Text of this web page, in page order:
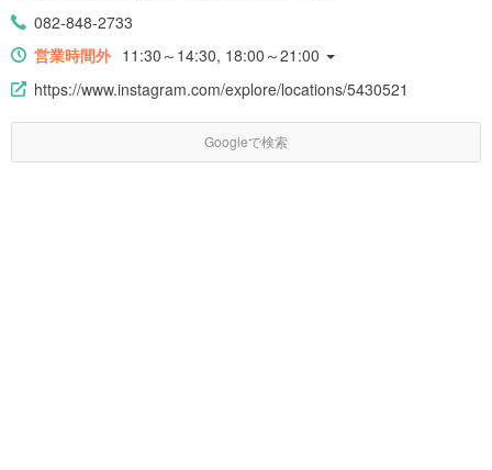
082-848-2733
営業時間外 11:30～14:30, 18:00～21:00
https://www.instagram.com/explore/locations/5430521
Googleで検索